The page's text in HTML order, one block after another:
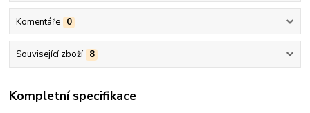
Komentáře 0
Související zboží 8
Kompletní specifikace